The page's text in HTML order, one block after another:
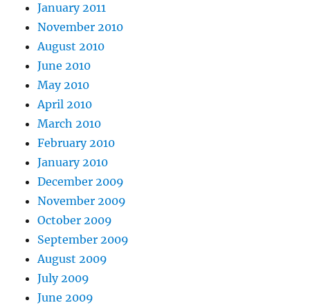
January 2011
November 2010
August 2010
June 2010
May 2010
April 2010
March 2010
February 2010
January 2010
December 2009
November 2009
October 2009
September 2009
August 2009
July 2009
June 2009